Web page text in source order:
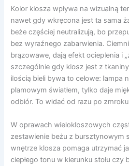
Kolor klosza wpływa na wizualną
nawet gdy wkręcona jest ta sama
beże częściej neutralizują, bo
bez wyraźnego zabarwienia.
brązowawe, dają efekt ocieplenia i
szczególnie gdy klosz jest z
ilością bieli bywa to celowe: lampa
plamowym światłem, tylko daje
odbiór. To widać od razu po
W oprawach wielokloszowych
zestawienie beżu z bursztynowym
wnętrze klosza pomaga utrzymać
ciepłego tonu w kierunku stołu czy